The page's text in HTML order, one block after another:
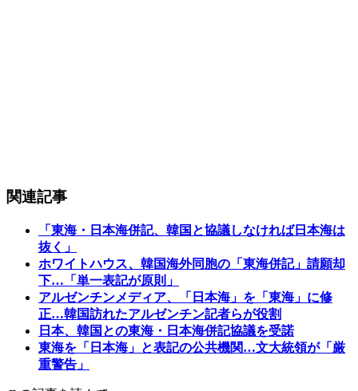
関連記事
「東海・日本海併記、韓国と協議しなければ日本海は
抜く」
ホワイトハウス、韓国海外同胞の「東海併記」請願却
下…「単一表記が原則」
アルゼンチンメディア、「日本海」を「東海」に修
正…韓国訪れたアルゼンチン記者らが役割
日本、韓国との東海・日本海併記協議を受諾
東海を「日本海」と表記の公共機関…文大統領が「厳
重警告」